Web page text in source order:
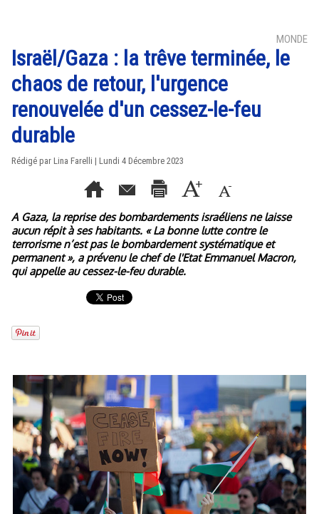
MONDE
Israël/Gaza : la trêve terminée, le
chaos de retour, l'urgence
renouvelée d'un cessez-le-feu
durable
Rédigé par Lina Farelli | Lundi 4 Décembre 2023
A Gaza, la reprise des bombardements israéliens ne laisse
aucun répit à ses habitants. « La bonne lutte contre le
terrorisme n’est pas le bombardement systématique et
permanent », a prévenu le chef de l'Etat Emmanuel Macron,
qui appelle au cessez-le-feu durable.